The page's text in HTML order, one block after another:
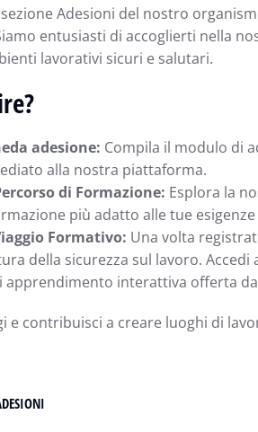
Adesioni del nostro
entusiasti di accoglierti nella
lavorativi sicuri e salutari.
adesione: Compila il modulo di
alla nostra piattaforma.
di Formazione: Esplora la
più adatto alle tue
Formativo: Una volta
della sicurezza sul lavoro.
apprendimento interattiva offerta
e contribuisci a creare luoghi di